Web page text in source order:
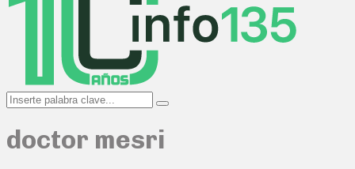
Search
for:
Search
doctor mesri